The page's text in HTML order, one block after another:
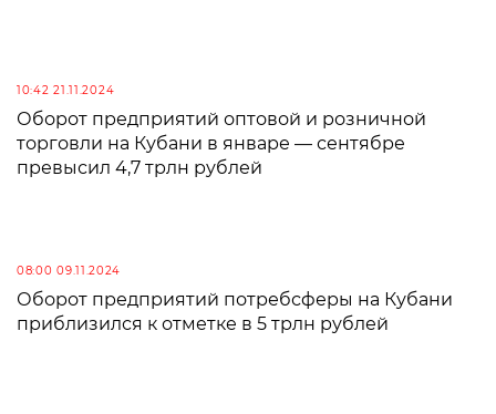
10:42 21.11.2024
Оборот предприятий оптовой и розничной
торговли на Кубани в январе — сентябре
превысил 4,7 трлн рублей
08:00 09.11.2024
Оборот предприятий потребсферы на Кубани
приблизился к отметке в 5 трлн рублей